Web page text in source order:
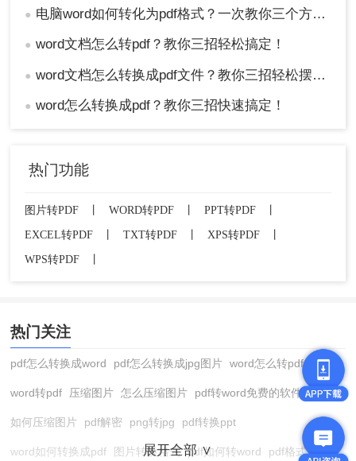
● 电脑word如何转化为pdf格式？一次教你三个方法！
● word文档怎么转pdf？教你三招轻松搞定！
● word文档怎么转换成pdf文件？教你三招轻松摆平！
● word怎么转换成pdf？教你三招快速搞定！
热门功能
图片转PDF WORD转PDF PPT转PDF
EXCEL转PDF
TXT转PDF XPS转PDF
WPS转PDF
热门关注
pdf怎么转换成word pdf怎么转换成jpg图片 word怎么转pdf
word转pdf 压缩图片 怎么压缩图片 pdf转word免费的软件
如何压缩图片 pdf解密 png转jpg pdf转换ppt
word如何转换成pdf 图片转换格式 pdf如何转word pdf格式转换
展开全部 ∨